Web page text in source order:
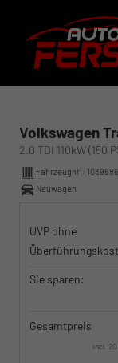
Volkswagen
2.0 TDI 110kW (150
Fahrzeugnr.:
Neuwagen
UVP ohne
Sie sparen:
Gesamtpreis
incl.